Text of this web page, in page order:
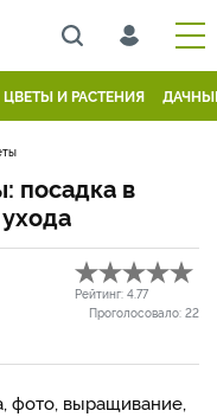
ЦВЕТЫ И РАСТЕНИЯ
посадка в
Рейтинг: 4.77
Проголосовало: 22
фото, выращивание,